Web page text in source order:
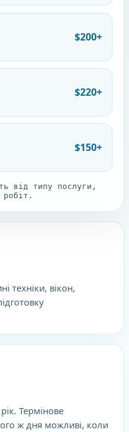
$200+
$220+
$150+
від типу послуги,
робіт.
техніки, вікон,
Термінове
ж дня можливі, коли